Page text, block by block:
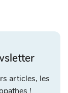
articles, les